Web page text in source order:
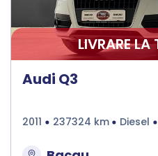
LIVRARE
Audi Q3
2011 237324 km Diesel